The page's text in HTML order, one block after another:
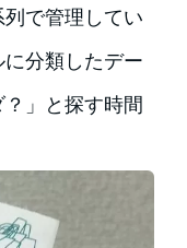
で管理してい
分類したデー
」と探す時間